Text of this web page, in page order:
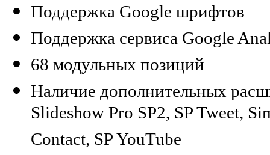
Поддержка Google шрифтов
Поддержка сервиса Google
68 модульных позиций
Наличие дополнительных
Slideshow Pro SP2, SP Tweet,
Contact, SP YouTube